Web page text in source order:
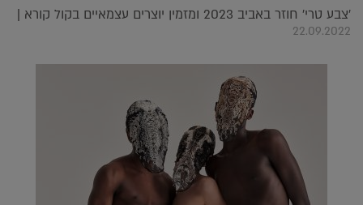
'צבע טרי' חוזר באביב 2023 ומזמין יוצרים עצמאיים בקול קורא |
22.09.2022